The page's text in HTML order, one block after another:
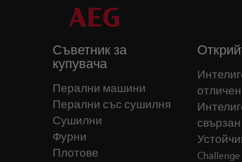
Съветник за
купувача
Перални машини
Перални със сушилня
Сушилни
Фурни
Плотове